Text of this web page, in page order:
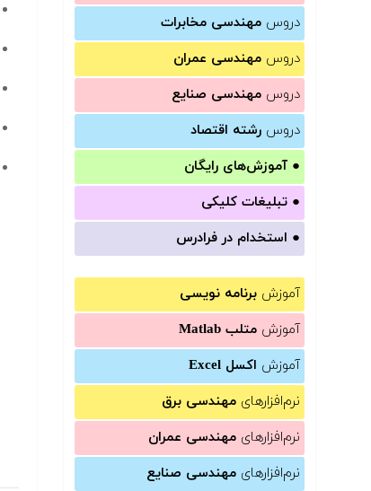
دروس مهندسی مخابرات
دروس مهندسی عمران
دروس مهندسی صنایع
دروس رشته اقتصاد
● آموزش‌های رایگان
● تبلیغات کلیکی
● استخدام در فرادرس
آموزش برنامه نویسی
آموزش متلب Matlab
آموزش اکسل Excel
نرم‌افزارهای مهندسی برق
نرم‌افزارهای مهندسی عمران
نرم‌افزارهای مهندسی صنایع